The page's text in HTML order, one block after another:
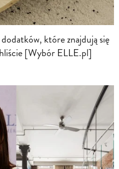
które znajdują się
[Wybór ELLE.pl]